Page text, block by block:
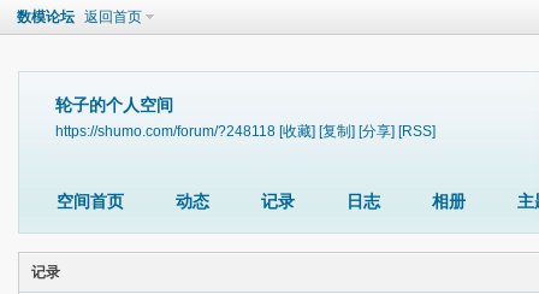
数模论坛 返回首页
轮子的个人空间
https://shumo.com/forum/?248118 [收藏] [复制] [分享] [RSS]
空间首页 动态 记录 日志 相册 主
记录